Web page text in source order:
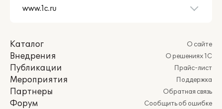
Каталог
Внедрения
Публикации
Мероприятия
Партнеры
Форум
О сайте
О решениях 1С
Прайс-лист
Поддержка
Обратная связь
Сообщить об ошибке